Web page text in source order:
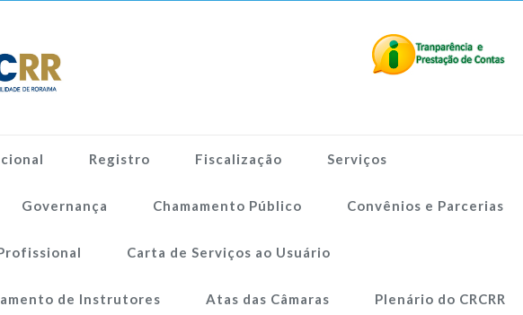
Registro Fiscalização Serviços
Governança Chamamento Público Convênios e Parcerias
Carta de Serviços ao Usuário
de Instrutores Atas das Câmaras Plenário do CRCRR